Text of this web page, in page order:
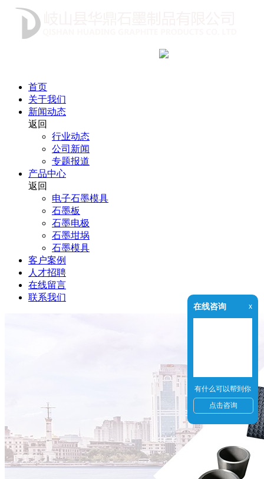
首页
关于我们
新闻动态
返回
行业动态
公司新闻
专题报道
产品中心
返回
电子石墨模具
石墨板
石墨电极
石墨坩埚
石墨模具
客户案例
人才招聘
在线留言
联系我们
在线咨询 x
有什么可以帮到你
点击咨询